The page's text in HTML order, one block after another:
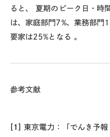
ると、 夏期のピーク日・時
は、家庭部門7%、業務部門
要家は25%となる 。
参考文献
[1]東京電力：「でんき予